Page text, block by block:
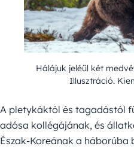
Hálájuk jeléül két
Illusztráció.
A pletykáktól és tagadástól
adósa kollégájának, és
Észak-Koreának a háborúba